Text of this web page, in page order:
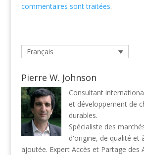
commentaires sont traitées.
Français
Pierre W. Johnson
Consultant
et développement de
durables.
Spécialiste des
d'origine, de qualité et
ajoutée. Expert Accès et Partage des